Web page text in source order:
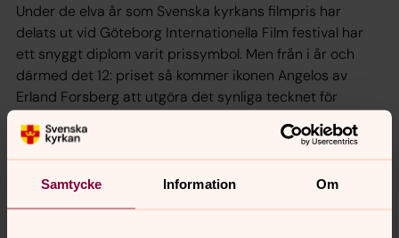
Samtycke Information Om
Under de elva år som Svenska kyrkans filmpris har
delats ut vid Göteborg Internationella Film festival har
ett snyggt diplom varit prissymbol. Men från i år och
därmed det 12: priset så kommer ikonen Angelos av
Erland Forsberg att utgöra det synliga tecknet för
Erland Forsberg har med ikonen Angelos skapat en
ikonhantverkets noggrannhet utförda och helt lilla ikonen
är cirkelrund. Erland Forsberg berättar på sitt mjuka och